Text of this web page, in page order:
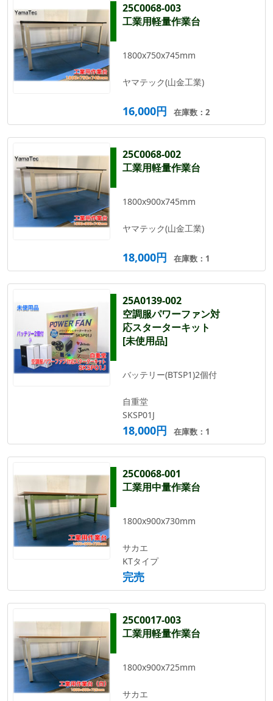
25C0068-003
工業用軽量作業台
1800x750x745mm
ヤマテック(山金工業)
16,000円 在庫数：2
25C0068-002
工業用軽量作業台
1800x900x745mm
ヤマテック(山金工業)
18,000円 在庫数：1
25A0139-002
空調服パワーファン対
応スターターキット
[未使用品]
バッテリー(BTSP1)2個付
自重堂
SKSP01J
18,000円 在庫数：1
25C0068-001
工業用中量作業台
1800x900x730mm
サカエ
KTタイプ
完売
25C0017-003
工業用軽量作業台
1800x900x725mm
サカエ